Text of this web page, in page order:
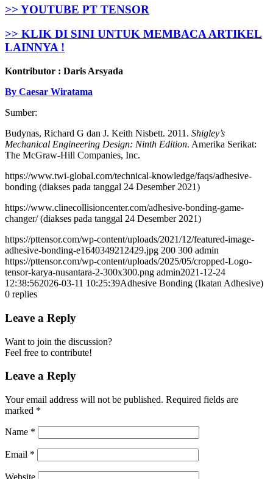
>> YOUTUBE PT TENSOR
>> KLIK DI SINI UNTUK MEMBACA ARTIKEL
LAINNYA !
Kontributor : Daris Arsyada
By Caesar Wiratama
Sumber:
Budynas, Richard G dan J. Keith Nisbett. 2011. Shigley’s
Mechanical Engineering Design: Ninth Edition. Amerika Serikat:
The McGraw-Hill Companies, Inc.
https://www.twi-global.com/technical-knowledge/faqs/adhesive-
bonding (diakses pada tanggal 24 Desember 2021)
https://www.clinecollisioncenter.com/adhesive-bonding-game-
changer/ (diakses pada tanggal 24 Desember 2021)
https://pttensor.com/wp-content/uploads/2021/12/featured-image-
adhesive-bonding-e1640349212429.jpg 200 300 admin
https://pttensor.com/wp-content/uploads/2025/05/cropped-Logo-
tensor-karya-nusantara-2-300x300.png admin2021-12-24
12:38:562026-03-11 10:25:39Adhesive Bonding (Ikatan Adhesive)
0 replies
Leave a Reply
Want to join the discussion?
Feel free to contribute!
Leave a Reply
Your email address will not be published. Required fields are
marked *
Name *
Email *
Website